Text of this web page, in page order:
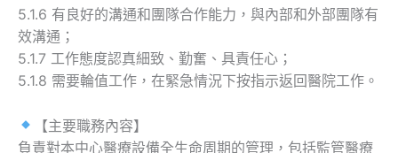
5.1.6 有良好的溝通和團隊合作能力，與內部和外部團隊有
效溝通；
5.1.7 工作態度認真細致、勤奮、具責任心；
5.1.8 需要輪值工作，在緊急情況下按指示返回醫院工作。
【主要職務內容】
負責對本中心醫療設備全生命周期的管理，包括監管醫療